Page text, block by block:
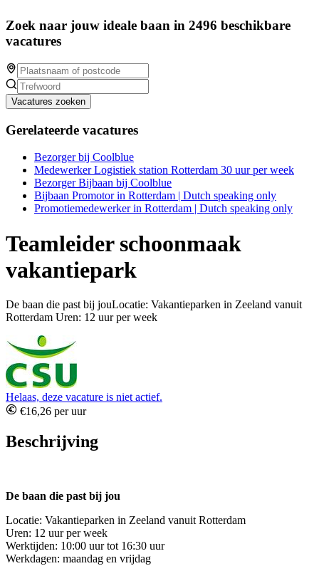
Zoek naar jouw ideale baan in 2496 beschikbare
vacatures
Vacatures zoeken
Gerelateerde vacatures
Bezorger bij Coolblue
Medewerker Logistiek station Rotterdam 30 uur per week
Bezorger Bijbaan bij Coolblue
Bijbaan Promotor in Rotterdam | Dutch speaking only
Promotiemedewerker in Rotterdam | Dutch speaking only
Teamleider schoonmaak
vakantiepark
De baan die past bij jouLocatie: Vakantieparken in Zeeland vanuit
Rotterdam Uren: 12 uur per week
Helaas, deze vacature is niet actief.
€16,26 per uur
Beschrijving
De baan die past bij jou
Locatie: Vakantieparken in Zeeland vanuit Rotterdam
Uren: 12 uur per week
Werktijden: 10:00 uur tot 16:30 uur
Werkdagen: maandag en vrijdag